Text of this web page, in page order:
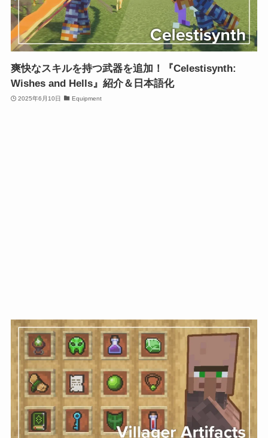
爽快なスキルを持つ武器を追加！『Celestisynth:
Wishes and Hells』紹介＆日本語化
2025年6月10日 Equipment